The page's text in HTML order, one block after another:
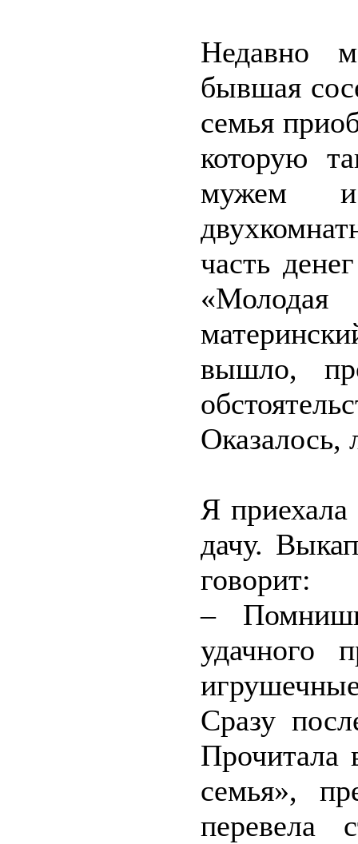
Недавно
бывшая
семья
которую
мужем
часть
вышло,
Оказалось,
Я приехала
дачу.
говорит:
–
удачного
Сразу
Прочитала
семья»,
перевела